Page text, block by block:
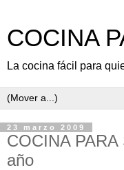
COCINA
La cocina fácil para
23 marzo 2009
COCINA
año